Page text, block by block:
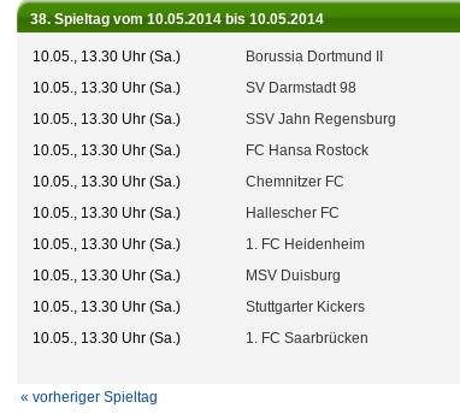
38. Spieltag vom 10.05.2014 bis 10.05.2014
10.05., 13.30 Uhr (Sa.) Borussia Dortmund II
10.05., 13.30 Uhr (Sa.)
SV Darmstadt 98
10.05., 13.30 Uhr (Sa.)
SSV Jahn Regensburg
10.05., 13.30 Uhr (Sa.)
FC Hansa Rostock
10.05., 13.30 Uhr (Sa.)
Chemnitzer FC
10.05., 13.30 Uhr (Sa.)
Hallescher FC
10.05., 13.30 Uhr (Sa.)
1. FC Heidenheim
10.05., 13.30 Uhr (Sa.)
MSV Duisburg
10.05., 13.30 Uhr (Sa.)
Stuttgarter Kickers
10.05., 13.30 Uhr (Sa.)
1. FC Saarbrücken
« vorheriger Spieltag